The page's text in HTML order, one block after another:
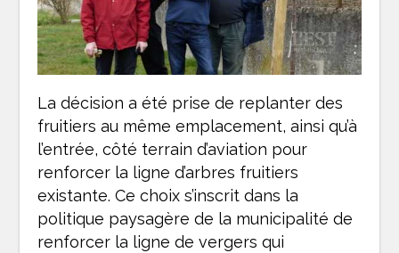
La décision a été prise de replanter des
fruitiers au même emplacement, ainsi qu’à
l’entrée, côté terrain d’aviation pour
renforcer la ligne d’arbres fruitiers
existante. Ce choix s’inscrit dans la
politique paysagère de la municipalité de
renforcer la ligne de vergers qui